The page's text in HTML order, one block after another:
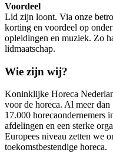
Voordeel
Lid zijn loont. Via onze
korting en voordeel op
opleidingen en muziek. Zo
lidmaatschap.
Wie zijn wij?
Koninklijke Horeca
voor de horeca. Al meer
17.000 horecaondernemers
afdelingen en een sterke
Europees niveau zetten we
toekomstbestendige horeca.